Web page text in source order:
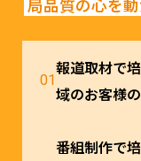
局品質の心を
報道取材で
域のお客様
番組制作で